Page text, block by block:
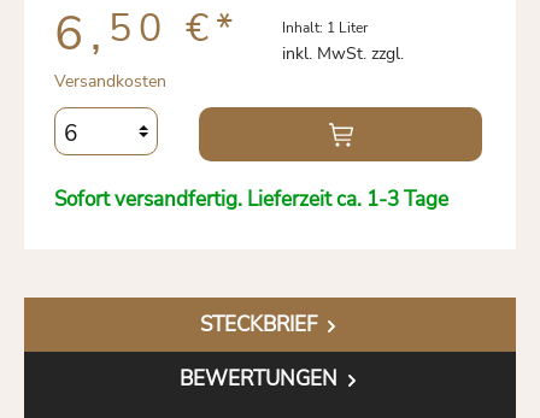
6, 50 €* Inhalt: 1 Liter
inkl. MwSt. zzgl.
Versandkosten
Sofort versandfertig. Lieferzeit ca. 1-3 Tage
STECKBRIEF
BEWERTUNGEN